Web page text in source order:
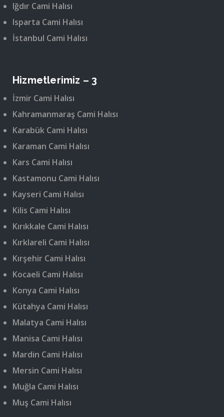
Iğdır Cami Halısı
Isparta Cami Halısı
İstanbul Cami Halısı
Hizmetlerimiz – 3
İzmir Cami Halısı
Kahramanmaraş Cami Halısı
Karabük Cami Halısı
Karaman Cami Halısı
Kars Cami Halısı
Kastamonu Cami Halısı
Kayseri Cami Halısı
Kilis Cami Halısı
Kırıkkale Cami Halısı
Kırklareli Cami Halısı
Kırşehir Cami Halısı
Kocaeli Cami Halısı
Konya Cami Halısı
Kütahya Cami Halısı
Malatya Cami Halısı
Manisa Cami Halısı
Mardin Cami Halısı
Mersin Cami Halısı
Muğla Cami Halısı
Muş Cami Halısı